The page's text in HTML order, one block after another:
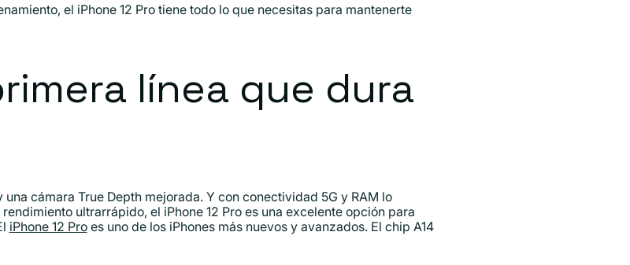
el iPhone 12 Pro tiene todo lo que necesitas para mantenerte
línea que dura
cámara True Depth mejorada. Y con conectividad 5G y RAM lo
ultrarrápido, el iPhone 12 Pro es una excelente opción para
iPhone 12 Proes uno de los iPhones más nuevos y avanzados. El chip A14